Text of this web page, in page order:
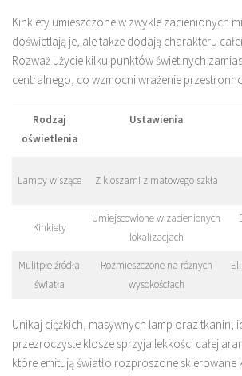
Kinkiety umieszczone w zwykle zacienionych
doświetlają je, ale także dodają charakteru
Rozważ użycie kilku punktów świetlnych
centralnego, co wzmocni wrażenie
Rodzaj
oświetlenia
Ustawienia
Lampy wiszące Z kloszami z matowego szkła
Kinkiety
Umiejscowione w zacienionych
lokalizacjach
Mulitpłe źródła
światła
Rozmieszczone na różnych
wysokościach
Unikaj ciężkich, masywnych lamp oraz tkanin;
przezroczyste klosze sprzyja lekkości całej
które emitują światło rozproszone skierowane